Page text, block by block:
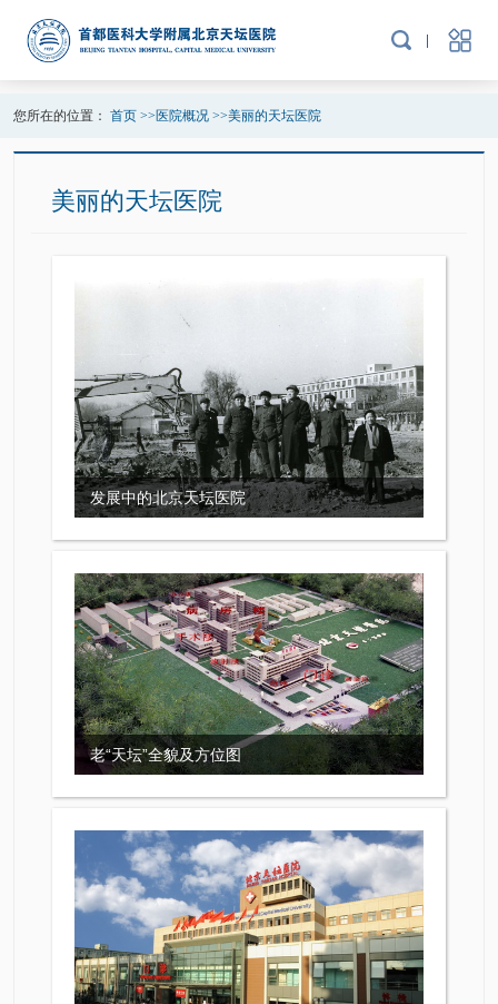
您所在的位置： 首页>>医院概况>>美丽的天坛医院
美丽的天坛医院
发展中的北京天坛医院
老“天坛”全貌及方位图